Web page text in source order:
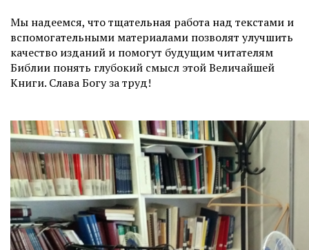
Мы надеемся, что тщательная работа над текстами и
вспомогательными материалами позволят улучшить
качество изданий и помогут будущим читателям
Библии понять глубокий смысл этой Величайшей
Книги. Слава Богу за труд!